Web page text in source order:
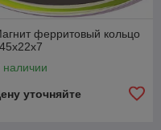
ферритовый кольцо
наличии
уточняйте